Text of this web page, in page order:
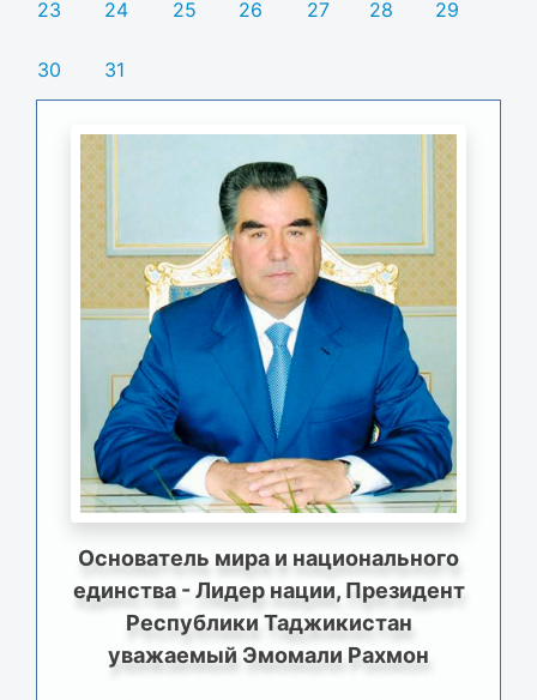
23 24 25 26 27 28 29
30 31
Основатель мира и национального
единства - Лидер нации, Президент
Республики Таджикистан
уважаемый Эмомали Рахмон